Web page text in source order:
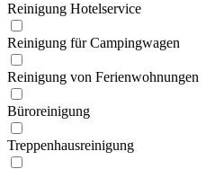
Reinigung Hotelservice
Reinigung für Campingwagen
Reinigung von Ferien­wohnungen
Büroreinigung
Treppen­hausreinigung